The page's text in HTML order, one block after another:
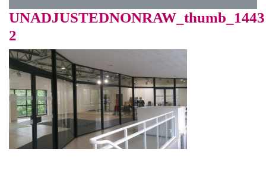
UNADJUSTEDNONRAW_thumb_1443
2